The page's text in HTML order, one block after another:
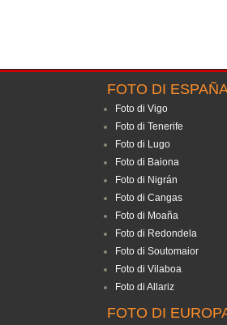
FOTO DI
Foto di Vigo
Foto di Tenerife
Foto di Lugo
Foto di Baiona
Foto di Nigrán
Foto di Cangas
Foto di Moaña
Foto di Redondela
Foto di Soutomaior
Foto di Vilaboa
Foto di Allariz
FOTO DI